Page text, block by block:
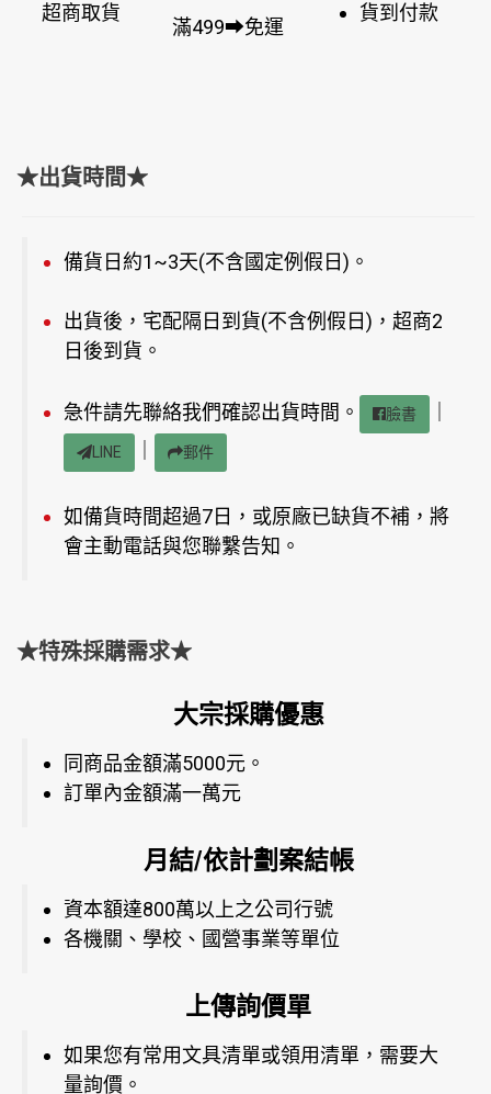
超商取貨
滿499➡免運
貨到付款
★出貨時間★
備貨日約1~3天(不含國定例假日)。
出貨後，宅配隔日到貨(不含例假日)，超商2
日後到貨。
急件請先聯絡我們確認出貨時間。 臉書
LINE 郵件
如備貨時間超過7日，或原廠已缺貨不補，將
會主動電話與您聯繫告知。
★特殊採購需求★
大宗採購優惠
同商品金額滿5000元。
訂單內金額滿一萬元
月結/依計劃案結帳
資本額達800萬以上之公司行號
各機關、學校、國營事業等單位
上傳詢價單
如果您有常用文具清單或領用清單，需要大
量詢價。